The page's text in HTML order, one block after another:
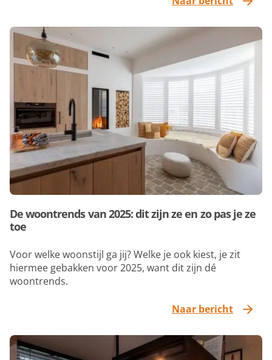
De woontrends van 2025: dit zijn ze en zo pas je ze
toe
Voor welke woonstijl ga jij? Welke je ook kiest, je zit
hiermee gebakken voor 2025, want dit zijn dé
woontrends.
Naar bericht